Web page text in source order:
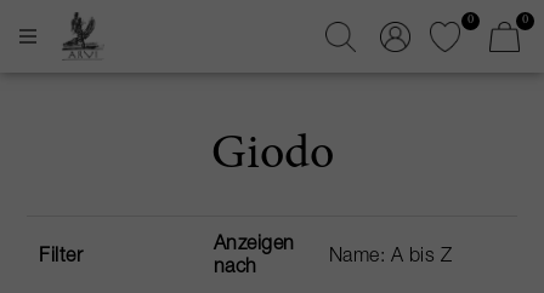
0 0
Giodo
Filter
Anzeigen
nach